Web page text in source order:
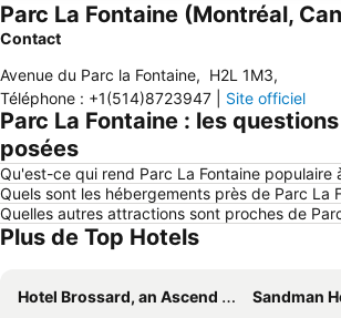
Parc La Fontaine (Montréal,
Contact
Avenue du Parc la Fontaine, H2L 1M3,
Téléphone : +1(514)8723947 Site officiel
Parc La Fontaine : les
posées
Qu'est-ce qui rend Parc La Fontaine populaire
Quels sont les hébergements près de Parc La
Quelles autres attractions sont proches de
Plus de Top Hotels
Hotel Brossard, an Ascend Collection Hotel
Sandman